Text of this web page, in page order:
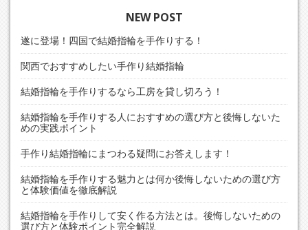
ゲ
ー
シ
ョ
ン
NEW POST
遂に登場！四国で結婚指輪を手作りする！
関西でおすすめしたい手作り結婚指輪
結婚指輪を手作りするなら工房を貸し切ろう！
結婚指輪を手作りする人におすすめの選び方と後悔しないた
めの実践ポイント
手作り結婚指輪にまつわる疑問にお答えします！
結婚指輪を手作りする魅力とは何か後悔しないための選び方
と体験価値を徹底解説
結婚指輪を手作りして安く作る方法とは。後悔しないための
選び方と体験ポイント完全解説